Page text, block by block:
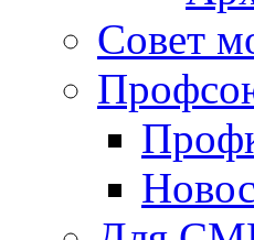
Совет